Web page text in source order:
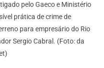
pelo Gaeco e Ministério
prática de crime de
para empresário do Rio
Sergio Cabral. (Foto: da